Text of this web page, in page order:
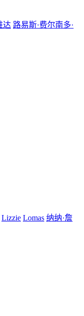
达 路易斯·费尔南多·
Lizzie Lomas 纳纳·詹